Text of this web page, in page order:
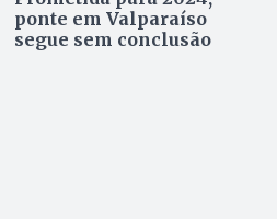
ponte em Valparaíso
segue sem conclusão